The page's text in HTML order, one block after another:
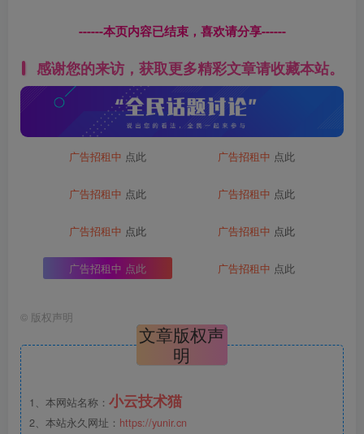
------本页内容已结束，喜欢请分享------
感谢您的来访，获取更多精彩文章请收藏本站。
广告招租中 点此 广告招租中 点此
广告招租中 点此 广告招租中 点此
广告招租中 点此 广告招租中 点此
广告招租中 点此 广告招租中 点此
© 版权声明
文章版权声
明
1、本网站名称： 小云技术猫
2、本站永久网址： https://yunir.cn